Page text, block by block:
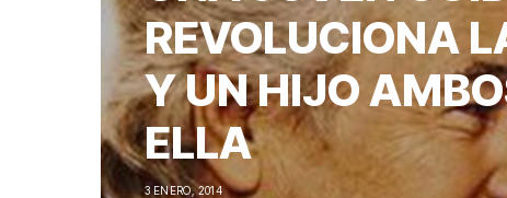
REVOLUCIONA
Y UN HIJO
ELLA
3 ENERO, 2014